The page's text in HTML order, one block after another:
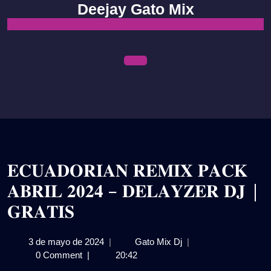
content
Deejay Gato Mix
𝐄𝐂𝐔𝐀𝐃𝐎𝐑𝐈𝐀𝐍 𝐑𝐄𝐌𝐈𝐗 𝐏𝐀𝐂𝐊
𝐀𝐁𝐑𝐈𝐋 𝟐𝟎𝟐𝟒 – 𝐃𝐄𝐋𝐀𝐘𝐙𝐄𝐑 𝐃𝐉 |
𝐆𝐑𝐀𝐓𝐈𝐒
3 de mayo de 20243 | Gato Mix Dj𝐄𝐂𝐔𝐀𝐃𝐎𝐑𝐈𝐀𝐍
|
0 Comment | 20:42